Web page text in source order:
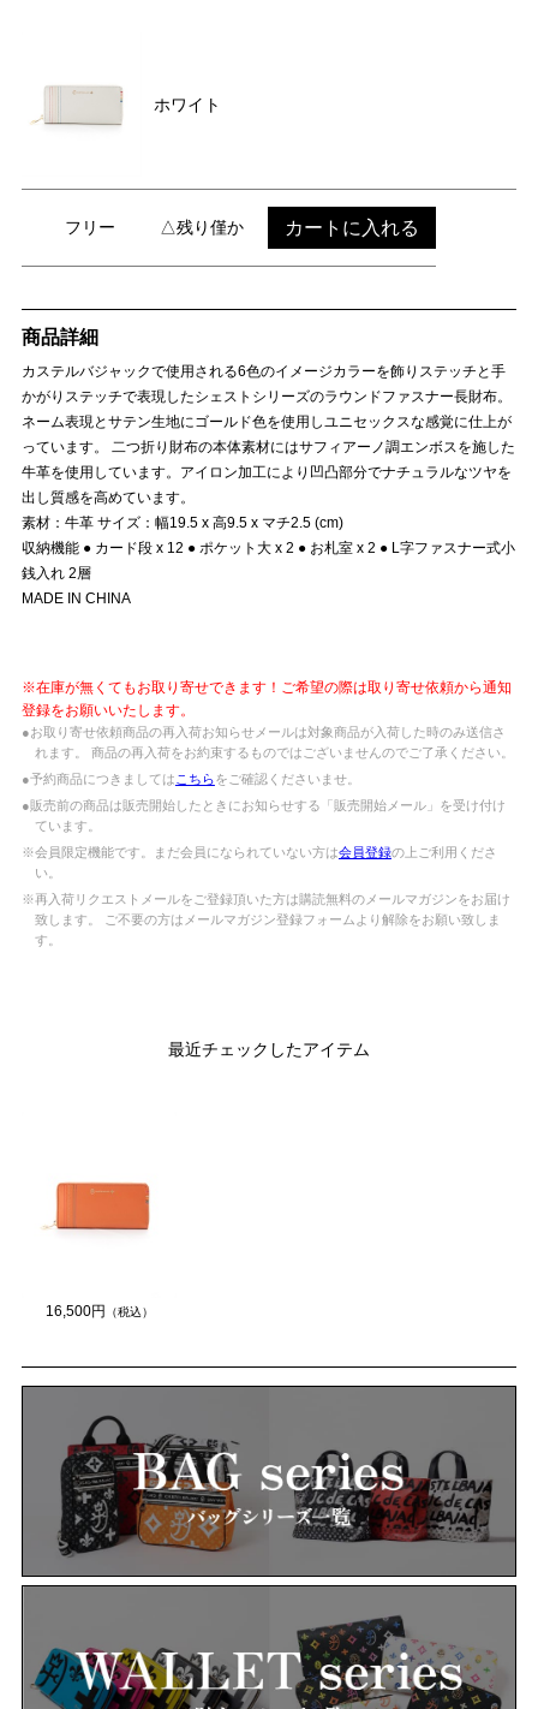
ホワイト
フリー △残り僅か カートに入れる
商品詳細
カステルバジャックで使用される6色のイメージカラーを飾りステッチと手
かがりステッチで表現したシェストシリーズのラウンドファスナー長財布。
ネーム表現とサテン生地にゴールド色を使用しユニセックスな感覚に仕上が
っています。 二つ折り財布の本体素材にはサフィアーノ調エンボスを施した
牛革を使用しています。アイロン加工により凹凸部分でナチュラルなツヤを
出し質感を高めています。
素材：牛革 サイズ：幅19.5 x 高9.5 x マチ2.5 (cm)
収納機能 ● カード段 x 12 ● ポケット大 x 2 ● お札室 x 2 ● L字ファスナー式小
銭入れ 2層
MADE IN CHINA
※在庫が無くてもお取り寄せできます！ご希望の際は取り寄せ依頼から通知
登録をお願いいたします。
●お取り寄せ依頼商品の再入荷お知らせメールは対象商品が入荷した時のみ送信さ
れます。 商品の再入荷をお約束するものではございませんのでご了承ください。
●予約商品につきましては こちらをご確認くださいませ。
●販売前の商品は販売開始したときにお知らせする「販売開始メール」を受け付け
ています。
※会員限定機能です。まだ会員になられていない方は会員登録の上ご利用くださ
い。
※再入荷リクエストメールをご登録頂いた方は購読無料のメールマガジンをお届け
致します。 ご不要の方はメールマガジン登録フォームより解除をお願い致しま
す。
最近チェックしたアイテム
16,500円 （税込）